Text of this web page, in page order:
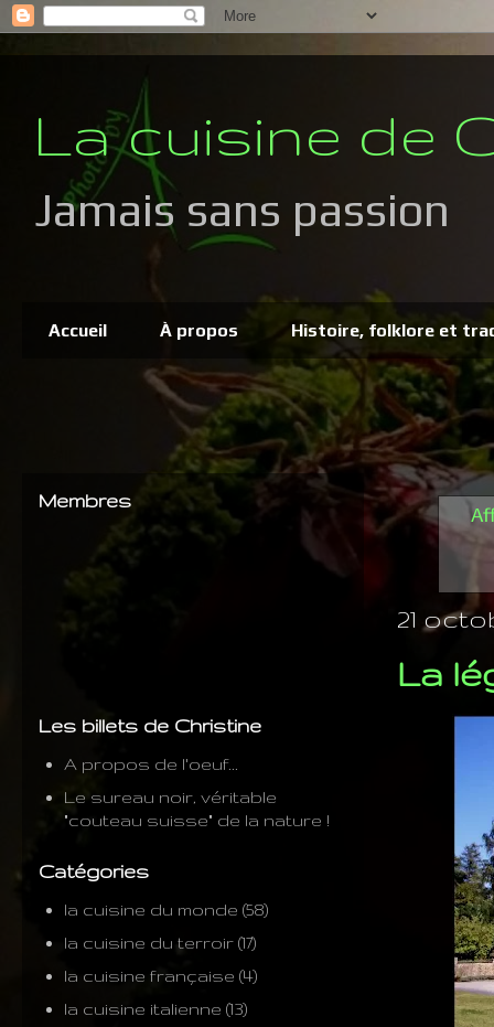
La cuisine de
Jamais sans passion
Accueil À propos Histoire, folklore et
21
La
Membres
Les billets de Christine
A propos de l'oeuf...
Le sureau noir, véritable
"couteau suisse" de la nature !
Catégories
la cuisine du monde (58)
la cuisine du terroir (17)
la cuisine française (4)
la cuisine italienne (13)